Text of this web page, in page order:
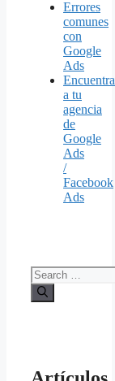
Errores
comunes
con
Google
Ads
Encuentra
a tu
agencia
de
Google
Ads
/
Facebook
Ads
Search
for: